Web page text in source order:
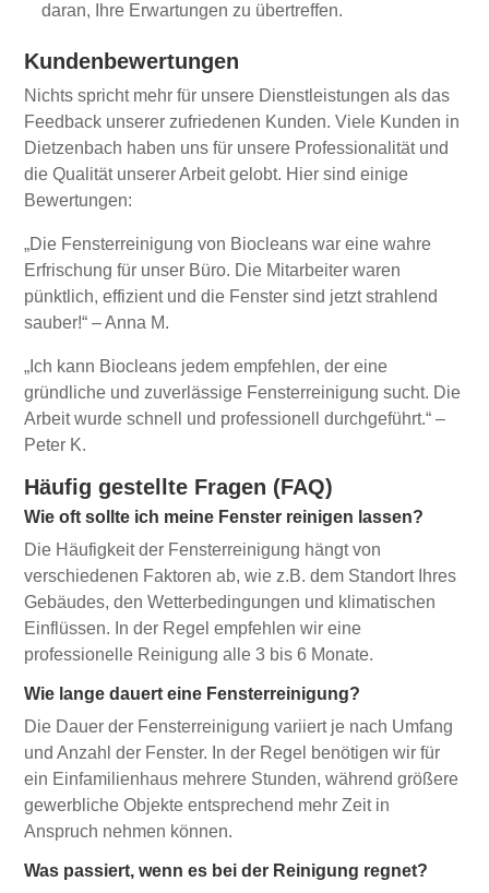
daran, Ihre Erwartungen zu übertreffen.
Kundenbewertungen
Nichts spricht mehr für unsere Dienstleistungen als das
Feedback unserer zufriedenen Kunden. Viele Kunden in
Dietzenbach haben uns für unsere Professionalität und
die Qualität unserer Arbeit gelobt. Hier sind einige
Bewertungen:
„Die Fensterreinigung von Biocleans war eine wahre
Erfrischung für unser Büro. Die Mitarbeiter waren
pünktlich, effizient und die Fenster sind jetzt strahlend
sauber!“ – Anna M.
„Ich kann Biocleans jedem empfehlen, der eine
gründliche und zuverlässige Fensterreinigung sucht. Die
Arbeit wurde schnell und professionell durchgeführt.“ –
Peter K.
Häufig gestellte Fragen (FAQ)
Wie oft sollte ich meine Fenster reinigen lassen?
Die Häufigkeit der Fensterreinigung hängt von
verschiedenen Faktoren ab, wie z.B. dem Standort Ihres
Gebäudes, den Wetterbedingungen und klimatischen
Einflüssen. In der Regel empfehlen wir eine
professionelle Reinigung alle 3 bis 6 Monate.
Wie lange dauert eine Fensterreinigung?
Die Dauer der Fensterreinigung variiert je nach Umfang
und Anzahl der Fenster. In der Regel benötigen wir für
ein Einfamilienhaus mehrere Stunden, während größere
gewerbliche Objekte entsprechend mehr Zeit in
Anspruch nehmen können.
Was passiert, wenn es bei der Reinigung regnet?